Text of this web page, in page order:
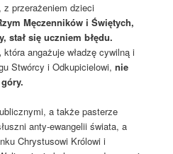
przerażeniem dzieci
Męczenników i Świętych,
stał się uczniem błędu.
która angażuje władzę cywilną i
Stwórcy i Odkupicielowi,nie
a także pasterze
anty-ewangelii świata, a
Chrystusowi Królowi i